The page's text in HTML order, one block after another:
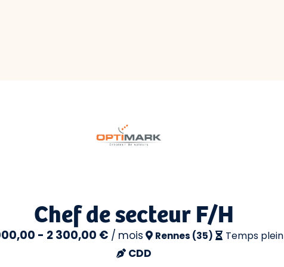
Chef de secteur F/H
- 2 300,00 € / mois Rennes (35) Temps plein
CDD